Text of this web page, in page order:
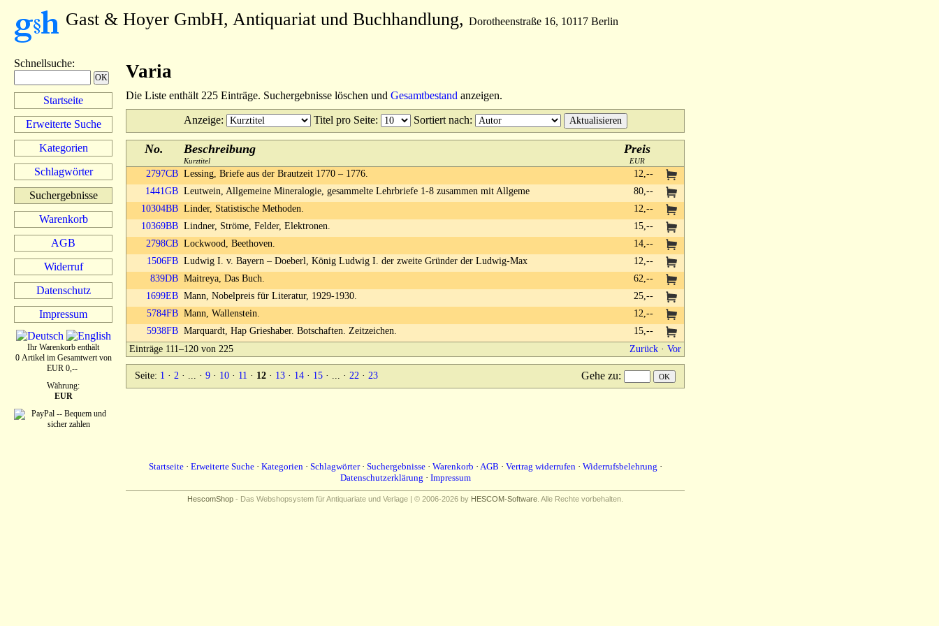
Gast & Hoyer GmbH, Antiquariat und Buchhandlung, Dorotheenstraße 16, 10117 Berlin
Schnellsuche:
Startseite
Erweiterte Suche
Kategorien
Schlagwörter
Suchergebnisse
Warenkorb
AGB
Widerruf
Datenschutz
Impressum
Ihr Warenkorb enthält
0 Artikel im Gesamtwert von
EUR 0,--
Währung:
EUR
Varia
Die Liste enthält 225 Einträge. Suchergebnisse löschen und Gesamtbestand anzeigen.
Anzeige: Titel pro Seite: Sortiert nach:
No. Beschreibung
Kurztitel
Preis
EUR
2797CB Lessing, Briefe aus der Brautzeit 1770 – 1776.
12,--
1441GB Leutwein, Allgemeine Mineralogie, gesammelte Lehrbriefe 1-8 zusammen mit Allgeme
80,--
10304BB Linder, Statistische Methoden.
12,--
10369BB Lindner, Ströme, Felder, Elektronen.
15,--
2798CB Lockwood, Beethoven.
14,--
1506FB Ludwig I. v. Bayern – Doeberl, König Ludwig I. der zweite Gründer der Ludwig-Max
12,--
839DB Maitreya, Das Buch.
62,--
1699EB Mann, Nobelpreis für Literatur, 1929-1930.
25,--
5784FB Mann, Wallenstein.
12,--
5938FB Marquardt, Hap Grieshaber. Botschaften. Zeitzeichen.
15,--
Einträge 111–120 von 225
Zurück · Vor
Seite: 1 · 2 · ... · 9 · 10 · 11 · 12 · 13 · 14 · 15 · ... · 22 · 23 Gehe zu:
Startseite· Erweiterte Suche· Kategorien· Schlagwörter· Suchergebnisse· Warenkorb · AGB · Vertrag widerrufen· Widerrufsbelehrung ·
Datenschutzerklärung · Impressum
HescomShop - Das Webshopsystem für Antiquariate und Verlage | © 2006-2026 by HESCOM-Software . Alle Rechte vorbehalten.